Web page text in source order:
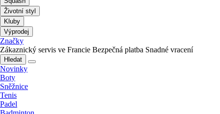
Životní styl
Kluby
Výprodej
Značky
Zákaznický servis ve Francie Bezpečná platba Snadné vracení
Hledat
Novinky
Boty
Sněžnice
Tenis
Padel